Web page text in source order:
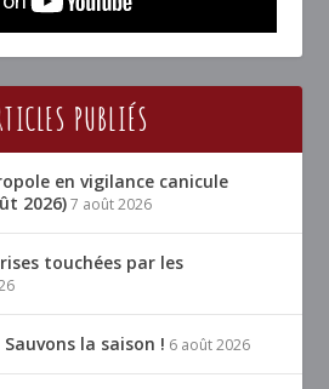
PUBLIÉS
en vigilance canicule
2026) 7 août 2026
touchées par les
la saison ! 6 août 2026